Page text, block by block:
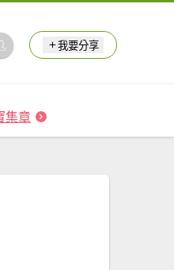
我要分享
集章